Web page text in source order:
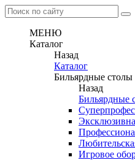
МЕНЮ
Каталог
Назад
Каталог
Бильярдные столы
Назад
Бильярдные
Игровое